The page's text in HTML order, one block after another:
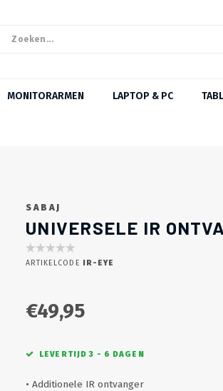
MONITORARMEN LAPTOP & PC
SABAJ
UNIVERSELE IR
ARTIKELCODE IR-EYE
€49,95
LEVERTIJD 3 - 6 DAGEN
• Additionele IR ontvanger